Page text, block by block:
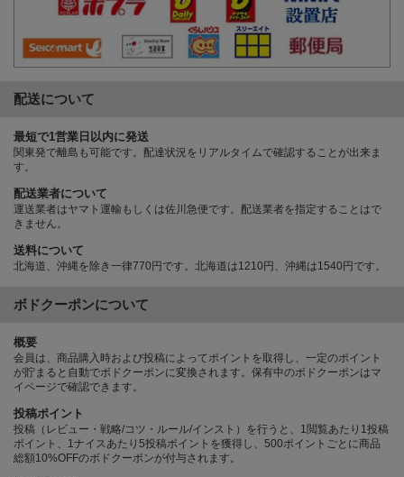
配送について
最短で1営業日以内に発送
関東発で離島も可能です。配達状況をリアルタイムで確認することが出来ま
す。
配送業者について
運送業者はヤマト運輸もしくは佐川急便です。配送業者を指定することはで
きません。
送料について
北海道、沖縄を除き一律770円です。北海道は1210円、沖縄は1540円です。
ボドクーポンについて
概要
会員は、商品購入時および投稿によってポイントを取得し、一定のポイント
が貯まると自動でボドクーポンに変換されます。保有中のボドクーポンはマ
イページで確認できます。
投稿ポイント
投稿（レビュー・戦略/コツ・ルール/インスト）を行うと、1閲覧あたり1投稿
ポイント、1ナイスあたり5投稿ポイントを獲得し、500ポイントごとに商品
総額10%OFFのボドクーポンが付与されます。